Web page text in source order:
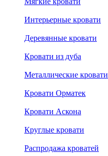
Интерьерные кровати
Деревянные кровати
Кровати из дуба
Металлические кровати
Кровати Орматек
Кровати Аскона
Круглые кровати
Распродажа кроватей